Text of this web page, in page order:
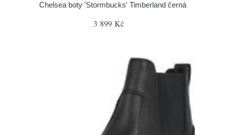
Chelsea boty 'Stormbucks' Timberland černá
3 899 Kč